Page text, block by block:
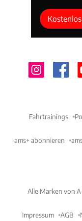
Fahrtrainings
ams+ abonnieren
Alle Marken von
Impressum AGB